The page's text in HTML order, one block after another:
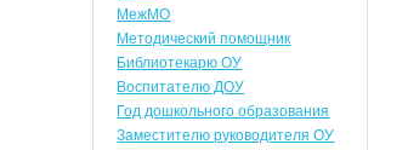
МежМО
Методический помощник
Библиотекарю ОУ
Воспитателю ДОУ
Год дошкольного образования
Заместителю руководителя ОУ